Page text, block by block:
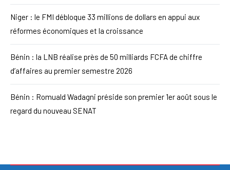
Niger : le FMI débloque 33 millions de dollars en appui aux
réformes économiques et la croissance
Bénin : la LNB réalise près de 50 milliards FCFA de chiffre
d’affaires au premier semestre 2026
Bénin : Romuald Wadagni préside son premier 1er août sous le
regard du nouveau SENAT